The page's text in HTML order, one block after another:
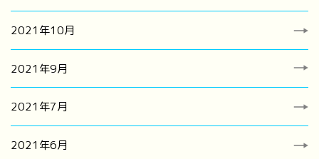
2021年10月
2021年9月
2021年7月
2021年6月